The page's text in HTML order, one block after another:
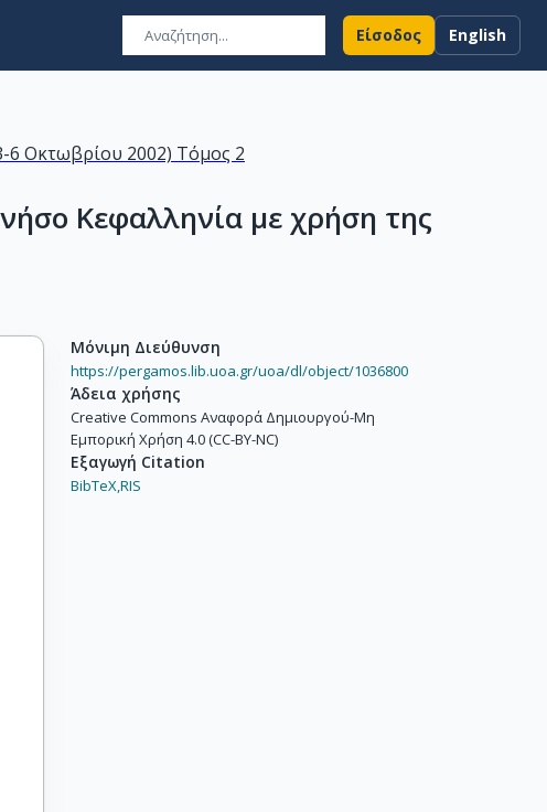
Είσοδος English
6 Οκτωβρίου 2002) Τόμος 2
Κεφαλληνία με χρήση της
Μόνιμη Διεύθυνση
https://pergamos.lib.uoa.gr/uoa/dl/object/1036800
Άδεια χρήσης
Creative Commons Αναφορά Δημιουργού-Μη
Εμπορική Χρήση 4.0 (CC-BY-NC)
Εξαγωγή Citation
BibTeX,RIS